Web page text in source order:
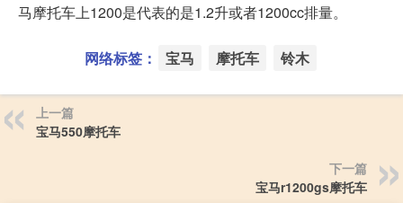
马摩托车上1200是代表的是1.2升或者1200cc排量。
网络标签： 宝马 摩托车 铃木
上一篇
宝马550摩托车
下一篇
宝马r1200gs摩托车